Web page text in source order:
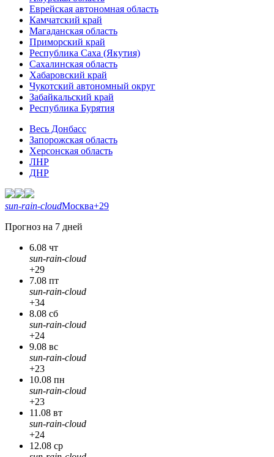
Еврейская автономная область
Камчатский край
Магаданская область
Приморский край
Республика Саха (Якутия)
Сахалинская область
Хабаровский край
Чукотский автономный округ
Забайкальский край
Республика Бурятия
Весь Донбасс
Запорожская область
Херсонская область
ЛНР
ДНР
sun-rain-cloudМосква+29
Прогноз на 7 дней
6.08 чт
sun-rain-cloud
+29
7.08 пт
sun-rain-cloud
+34
8.08 сб
sun-rain-cloud
+24
9.08 вс
sun-rain-cloud
+23
10.08 пн
sun-rain-cloud
+23
11.08 вт
sun-rain-cloud
+24
12.08 ср